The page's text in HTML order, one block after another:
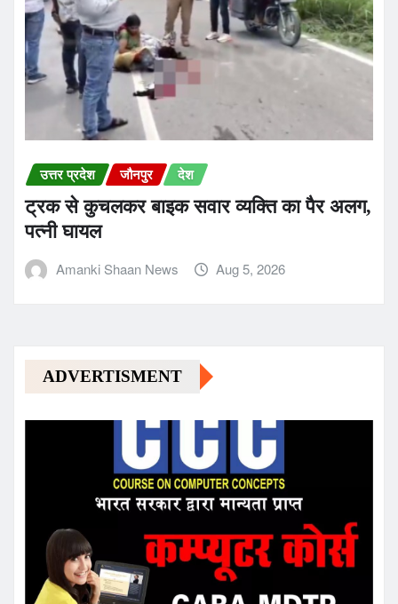
उत्तर प्रदेश जौनपुर देश
ट्रक से कुचलकर बाइक सवार व्यक्ति का पैर अलग,
पत्नी घायल
Amanki Shaan News Aug 5, 2026
ADVERTISMENT